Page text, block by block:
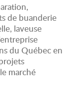
de buanderie
laveuse
du Québec en
marché